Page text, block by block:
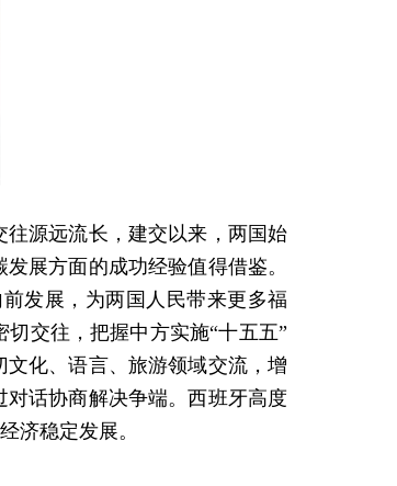
源远流长，建交以来，两国始
展方面的成功经验值得借鉴。
发展，为两国人民带来更多福
交往，把握中方实施“十五五”
化、语言、旅游领域交流，增
话协商解决争端。西班牙高度
济稳定发展。